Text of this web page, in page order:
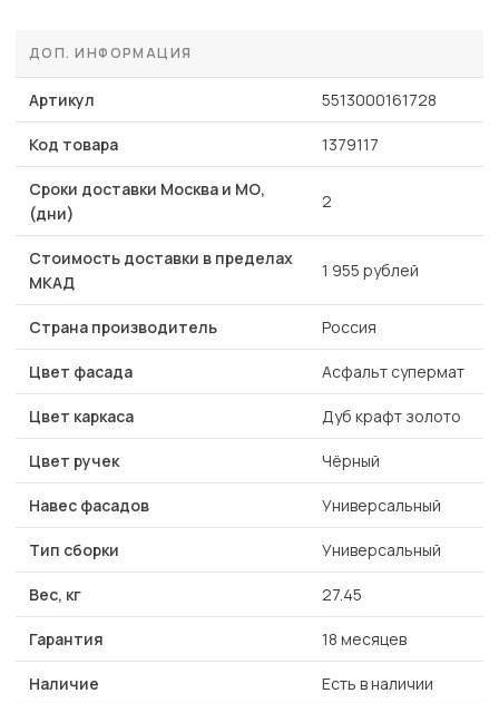
ДОП. ИНФОРМАЦИЯ
Артикул 5513000161728
Код товара 1379117
Сроки доставки Москва и МО,
(дни)
2
Стоимость доставки в пределах
МКАД
1 955 рублей
Страна производитель Россия
Цвет фасада Асфальт супермат
Цвет каркаса Дуб крафт золото
Цвет ручек Чёрный
Навес фасадов Универсальный
Тип сборки Универсальный
Вес, кг 27.45
Гарантия 18 месяцев
Наличие Есть в наличии